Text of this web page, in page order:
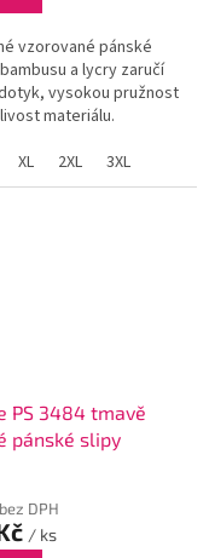
vzorované pánské
a lycry zaručí
vysokou pružnost
materiálu.
XL 2XL 3XL
PS 3484 tmavě
pánské slipy
DPH
/ ks